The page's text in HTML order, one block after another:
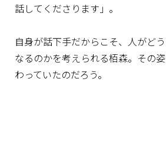
話してくださります」。
自身が話下手だからこそ、人がど
なるのかを考えられる栢森。その
わっていたのだろう。